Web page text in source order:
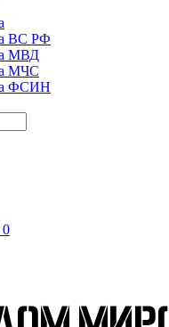
ВС РФ
МВД
МЧС
ФСИН
0